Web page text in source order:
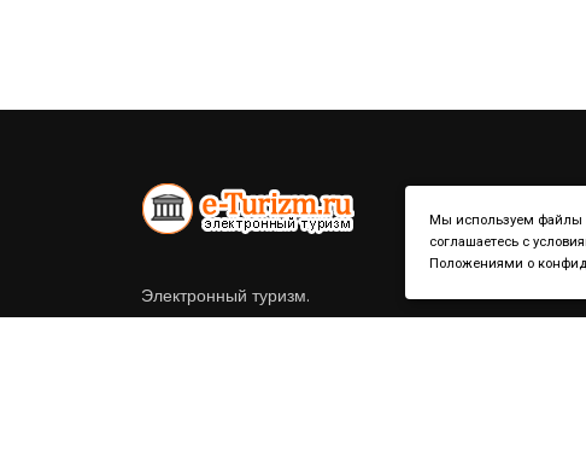
Электронный туризм.
Мы используем файлы
соглашаетесь с
Положениями о